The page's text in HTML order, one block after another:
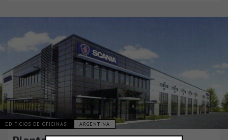
EDIFICIOS DE OFICINAS ARGENTINA